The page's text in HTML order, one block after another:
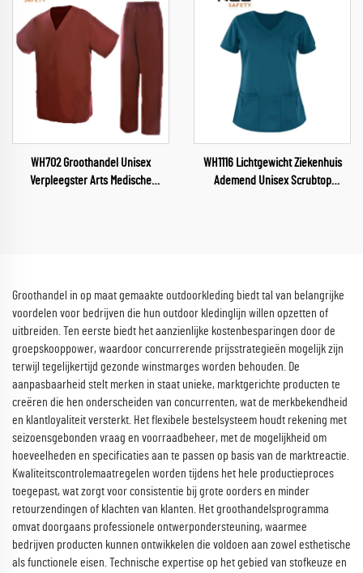
Chefkleding
WH702 Groothandel Unisex
Verpleegster Arts Medische
WH1116 Lichtgewicht Ziekenhuis
Ademend Unisex Scrubtop
Groothandel in op maat gemaakte outdoorkleding biedt tal van belangrijke
voordelen voor bedrijven die hun outdoor kledinglijn willen opzetten of
uitbreiden. Ten eerste biedt het aanzienlijke kostenbesparingen door de
groepskooppower, waardoor concurrerende prijsstrategieën mogelijk zijn
terwijl tegelijkertijd gezonde winstmarges worden behouden. De
aanpasbaarheid stelt merken in staat unieke, marktgerichte producten te
creëren die hen onderscheiden van concurrenten, wat de merkbekendheid
en klantloyaliteit versterkt. Het flexibele bestelsysteem houdt rekening met
seizoensgebonden vraag en voorraadbeheer, met de mogelijkheid om
hoeveelheden en specificaties aan te passen op basis van de marktreactie.
Kwaliteitscontrolemaatregelen worden tijdens het hele productieproces
toegepast, wat zorgt voor consistentie bij grote oorders en minder
retourzendingen of klachten van klanten. Het groothandelsprogramma
omvat doorgaans professionele ontwerpondersteuning, waarmee
bedrijven producten kunnen ontwikkelen die voldoen aan zowel esthetische
als functionele eisen. Technische expertise op het gebied van stofkeuze en